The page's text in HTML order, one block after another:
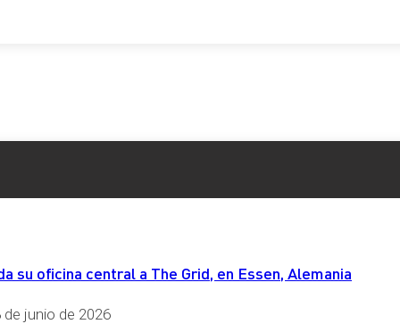
su oficina central a The Grid, en Essen, Alemania
de junio de 2026